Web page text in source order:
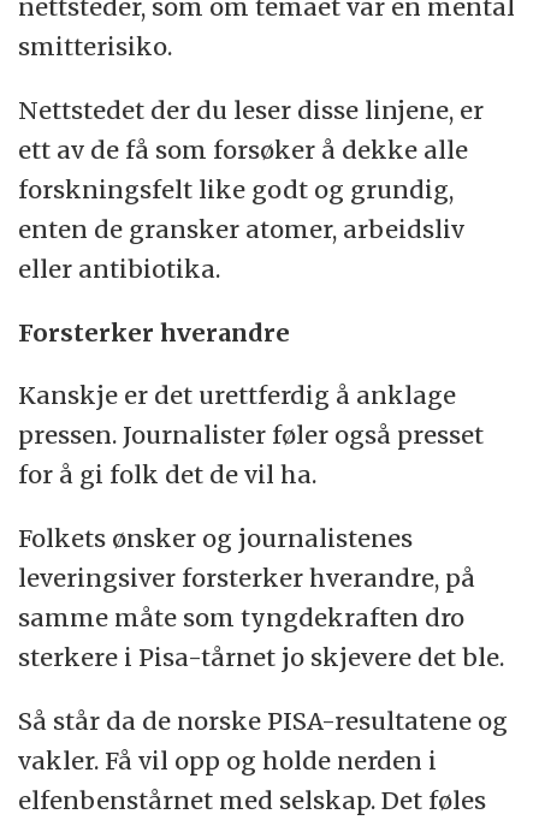
nettsteder, som om temaet var en mental
smitterisiko.
Nettstedet der du leser disse linjene, er
ett av de få som forsøker å dekke alle
forskningsfelt like godt og grundig,
enten de gransker atomer, arbeidsliv
eller antibiotika.
Forsterker hverandre
Kanskje er det urettferdig å anklage
pressen. Journalister føler også presset
for å gi folk det de vil ha.
Folkets ønsker og journalistenes
leveringsiver forsterker hverandre, på
samme måte som tyngdekraften dro
sterkere i Pisa-tårnet jo skjevere det ble.
Så står da de norske PISA-resultatene og
vakler. Få vil opp og holde nerden i
elfenbenstårnet med selskap. Det føles